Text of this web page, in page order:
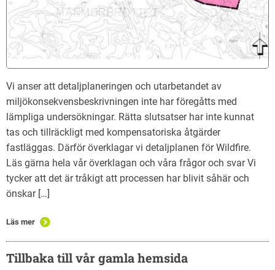
Vi anser att detaljplaneringen och utarbetandet av
miljökonsekvensbeskrivningen inte har föregåtts med
lämpliga undersökningar. Rätta slutsatser har inte kunnat
tas och tillräckligt med kompensatoriska åtgärder
fastläggas. Därför överklagar vi detaljplanen för Wildfire.
Läs gärna hela vår överklagan och våra frågor och svar Vi
tycker att det är tråkigt att processen har blivit såhär och
önskar […]
Läs mer
Tillbaka till vår gamla hemsida